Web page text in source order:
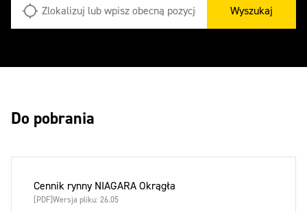
Wyszukaj
Do pobrania
Cennik rynny NIAGARA Okrągła
[PDF]Wersja pliku: 26.05